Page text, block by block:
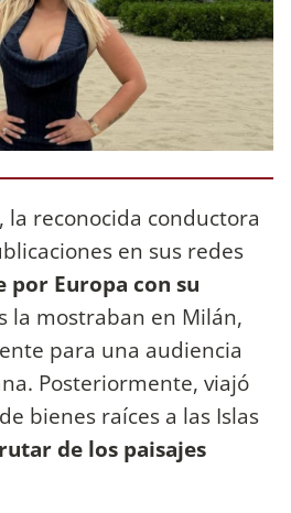
la reconocida conductora
en sus redes
por Europa con su
la mostraban en Milán,
para una audiencia
Posteriormente, viajó
bienes raíces a las Islas
de los paisajes